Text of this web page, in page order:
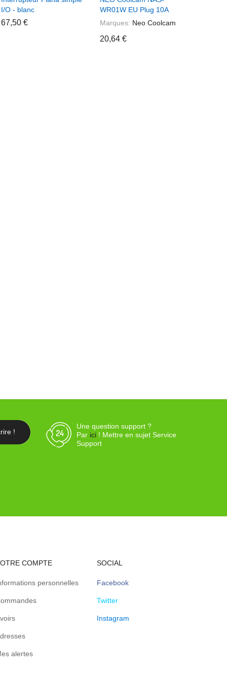
I/O - blanc
67,50 €
WR01W EU Plug 10A
Marques: Neo Coolcam
20,64 €
Une question support ?
Par ici ! Mettre en sujet Service
Support
COMPTE
personnelles
alertes
SOCIAL
Facebook
Twitter
Instagram